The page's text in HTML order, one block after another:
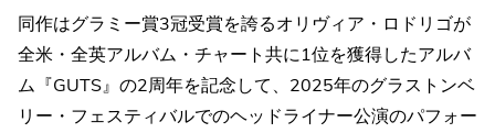
同作はグラミー賞3冠受賞を誇るオリヴィア・ロドリゴが
全米・全英アルバム・チャート共に1位を獲得したアルバ
ム『GUTS』の2周年を記念して、2025年のグラストンベ
リー・フェスティバルでのヘッドライナー公演のパフォー